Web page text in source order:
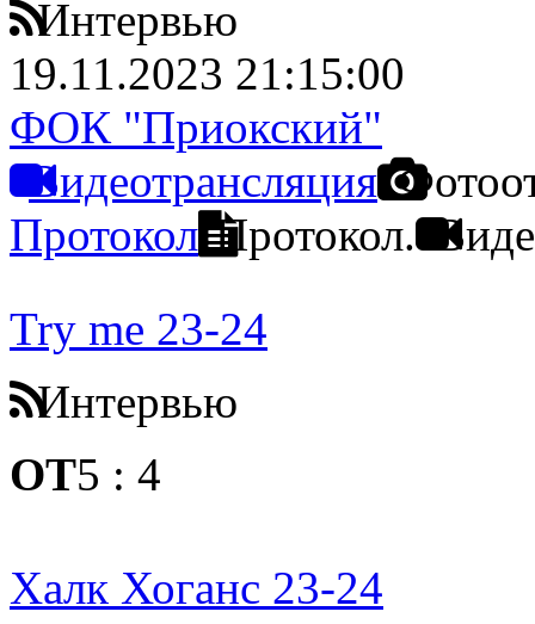
Интервью
19.11.2023 21:15:00
ФОК "Приокский"
Видеотрансляция
Протокол Протокол.
Try me 23-24
Интервью
ОТ5 : 4
Халк Хоганс 23-24